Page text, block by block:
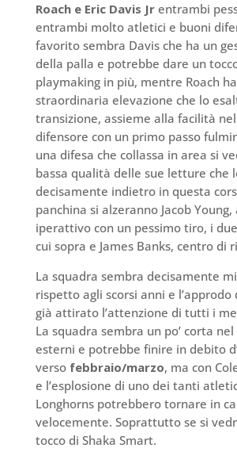
Roach e Eric Davis Jrentrambi
entrambi molto atletici e buoni
favorito sembra Davis che ha un
della palla e potrebbe dare un
playmaking in più, mentre Roach
straordinaria elevazione che lo
transizione, assieme alla facilità
difensore con un primo passo
una difesa che collassa in area si
bassa qualità delle sue letture che
decisamente indietro in questa
panchina si alzeranno Jacob
iperattivo con un pessimo tiro, i
cui sopra e James Banks, centro di
La squadra sembra decisamente
rispetto agli scorsi anni e l’approdo
già attirato l’attenzione di tutti i
La squadra sembra un po’ corta
esterni e potrebbe finire in debito
verso febbraio/marzo, ma con
e l’esplosione di uno dei tanti
Longhorns potrebbero tornare in
velocemente. Soprattutto se si
tocco di Shaka Smart.